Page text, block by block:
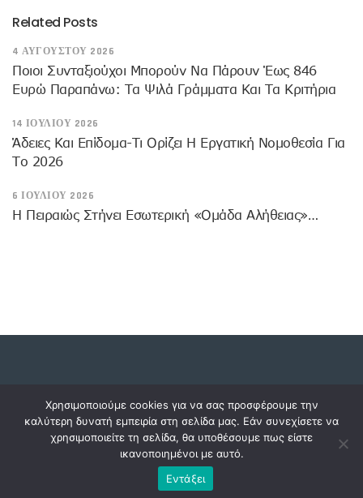
Related Posts
4 ΑΥΓΟΎΣΤΟΥ 2026
Ποιοι Συνταξιούχοι Μπορούν Να Πάρουν Έως 846
Ευρώ Παραπάνω: Τα Ψιλά Γράμματα Και Τα Κριτήρια
14 ΙΟΥΛΊΟΥ 2026
Άδειες Και Επίδομα-Τι Ορίζει Η Εργατική Νομοθεσία Για
Το 2026
6 ΙΟΥΛΊΟΥ 2026
Η Πειραιώς Στήνει Εσωτερική «Ομάδα Αλήθειας»…
Copyright © 2023 dossiers.gr. All rights reserved.
Χρησιμοποιούμε cookies για να σας προσφέρουμε την
καλύτερη δυνατή εμπειρία στη σελίδα μας. Εάν συνεχίσετε να
χρησιμοποιείτε τη σελίδα, θα υποθέσουμε πως είστε
ικανοποιημένοι με αυτό.
Εντάξει